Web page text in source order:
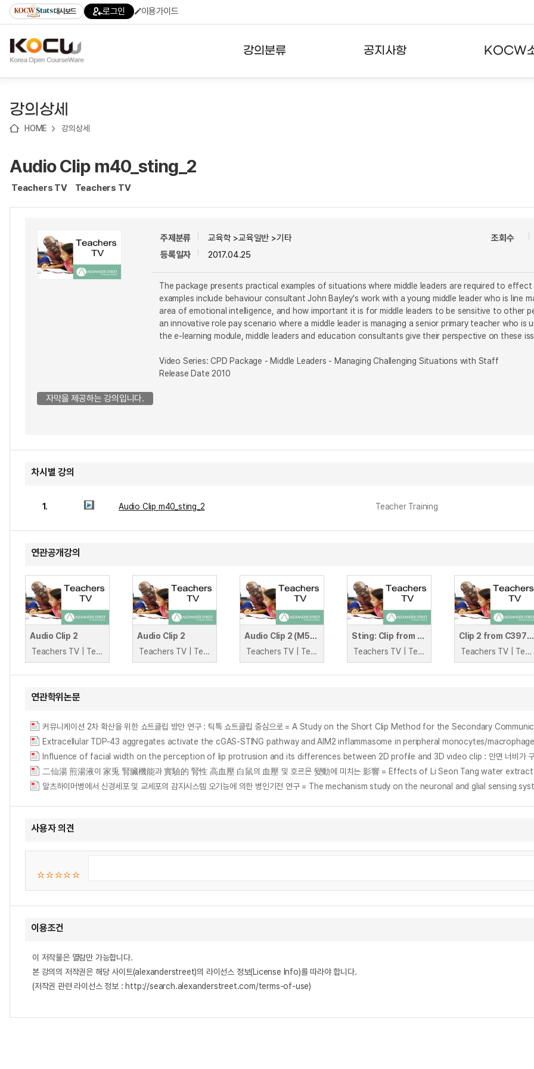
기
기
기
content)
가
대시보드 로그인 이용가이드
강의분류 공지사항 KOCW
강의상세
HOME 강의상세
Audio Clip m40_sting_2
Teachers TV Teachers TV
주제분류
교육학 >교육일반 >기타
등록일자
2017.04.25
조회수
The package presents practical examples of situations where middle leaders are required to
examples include behaviour consultant John Bayley's work with a young middle leader who is line
area of emotional intelligence, and how important it is for middle leaders to be sensitive to other
an innovative role pay scenario where a middle leader is managing a senior primary teacher
the e-learning module, middle leaders and education consultants give their perspective on these
Video Series: CPD Package - Middle Leaders - Managing Challenging Situations with Staff
Release Date 2010
자막을 제공하는 강의입니다.
차시별 강의
1. Audio Clip m40_sting_2 Teacher Training
연관공개강의
Audio Clip 2
Teachers TV | Teachers TV
Audio Clip 2
Teachers TV | Teachers TV
Audio Clip 2 (M55_S20_010_B)
Teachers TV | Teachers TV
Sting: Clip from C/3171/002
Teachers TV | Teachers TV
Clip 2 from C3976004
Teachers TV | Teachers TV
연관학위논문
커뮤니케이션 2차 확산을 위한 쇼트클립 방안 연구 : 틱톡 쇼트클립 중심으로 = A Study on the Short Clip Method for the Secondary
Influence of facial width on the perception of lip protrusion and its differences between 2D profile and 3D video clip : 안면 너비가 구순돌
알츠하이머병에서 신경세포 및 교세포의 감지시스템 오기능에 의한 병인기전 연구 = The mechanism study on the neuronal and glial sensing
사용자 의견
이용조건
이 저작물은 열람만 가능합니다.
본 강의의 저작권은 해당 사이트(alexanderstreet)의 라이선스 정보(License Info)를 따라야 합니다.
(저작권 관련 라이선스 정보 : http://search.alexanderstreet.com/terms-of-use)